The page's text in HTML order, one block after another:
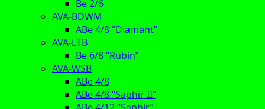
Be 2/6
AVA-BDWM
ABe 4/8 “Diamant”
AVA-LTB
Be 6/8 “Rubin”
AVA-WSB
ABe 4/8
ABe 4/8 “Saphir II”